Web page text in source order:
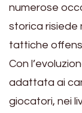
numerose
storica risiede
tattiche
Con
adattata ai
giocatori, nei